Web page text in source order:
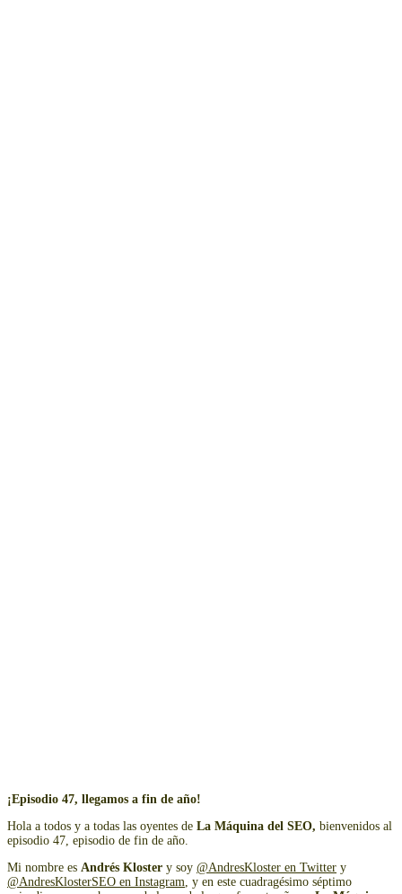
¡Episodio 47, llegamos a fin de año!
Hola a todos y a todas las oyentes de La Máquina del SEO, bienvenidos al
episodio 47, episodio de fin de año.
Mi nombre es Andrés Kloster y soy @AndresKloster en Twitter y
@AndresKlosterSEO en Instagram, y en este cuadragésimo séptimo